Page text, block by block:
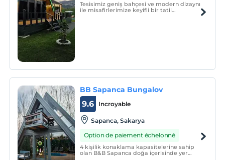
Tesisimiz geniş bahçesi ve modern dizaynı
ile misafirlerimize keyifli bir tatil
BB Sapanca Bungalov
Incroyable
9.6
Sapanca, Sakarya
Option de paiement échelonné
4 kişilik konaklama kapasitelerine sahip
olan B&B Sapanca doğa içerisinde yer